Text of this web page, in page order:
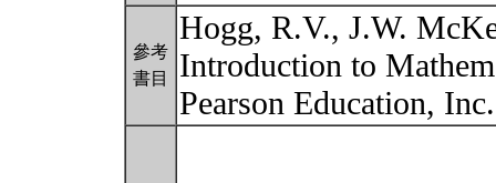
參考
書目
Hogg, R.V., J.W.
Introduction to
Pearson Education,